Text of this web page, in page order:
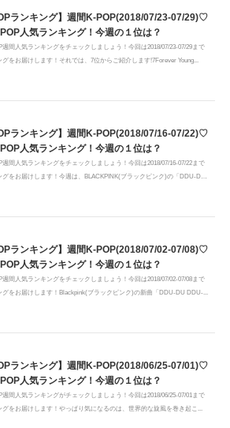
ランキング】週間K-POP(2018/07/23-07/29)♡
人気ランキング！今週の１位は？
週間人気ランキングをチェックしましょう！今回は2018/07/23-07/29まで
グをお届けします！それでは、7位からご紹介します!7Forever Young...
ランキング】週間K-POP(2018/07/16-07/22)♡
人気ランキング！今週の１位は？
週間人気ランキングをチェックしましょう！今回は2018/07/16-07/22まで
グをお届けします！今週は、BLACKPINK(ブラックピンク)の「DDU-DU
ランキング】週間K-POP(2018/07/02-07/08)♡
人気ランキング！今週の１位は？
週間人気ランキングをチェックしましょう！今回は2018/07/02-07/08まで
グをお届けします！Blackpink(ブラックピンク)の新曲「DDU-DU DDU-...
ランキング】週間K-POP(2018/06/25-07/01)♡
人気ランキング！今週の１位は？
週間人気ランキングがチェックしましょう！今回は2018/06/25-07/01まで
グをお届けします！やっぱり気になるのは、世界的な旋風を巻き起こ...